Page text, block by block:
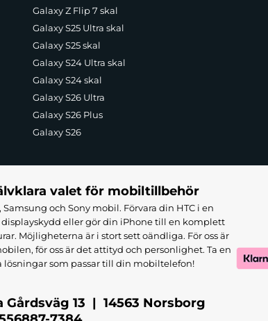
Galaxy Z Flip 7 skal
Galaxy S25 Ultra skal
Galaxy S25 skal
Galaxy S24 Ultra skal
Galaxy S24 skal
Galaxy S26 Ultra
Galaxy S26 Plus
Galaxy S26
valet för mobiltillbehör
och Sony mobil. Förvara din HTC i en
eller gör din iPhone till en komplett
Möjligheterna är i stort sett oändliga. För oss är
för oss är det attityd och personlighet. Ta en
som passar till din mobiltelefon!
13 | 14563 Norsborg